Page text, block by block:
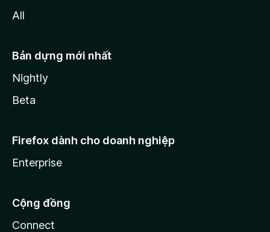
All
Bản dựng mới nhất
Nightly
Beta
Firefox dành cho doanh nghiệp
Enterprise
Cộng đồng
Connect